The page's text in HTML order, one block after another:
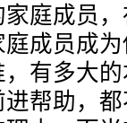
家庭成员
成员成
有多大
帮助，